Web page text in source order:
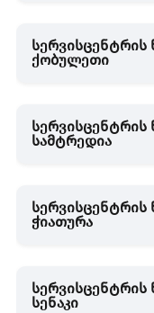
სერვისცენტრის
ქობულეთი
სამტრედია
სერვისცენტრის
ჭიათურა
სერვისცენტრის
სენაკი